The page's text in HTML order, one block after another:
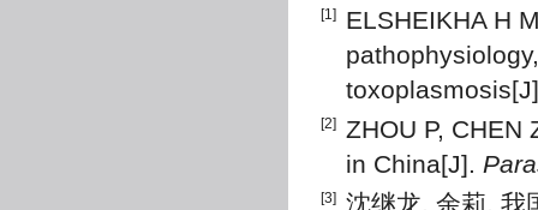
[1]
ELSHEIKHA H
[2]
ZHOU P,
in China[J].
[3]
沈继龙, 余莉. 我